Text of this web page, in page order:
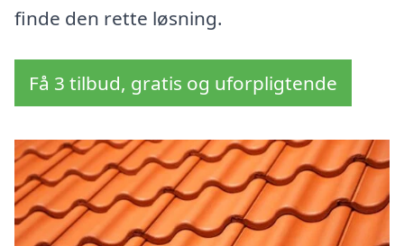
finde den rette løsning.
Få 3 tilbud, gratis og uforpligtende